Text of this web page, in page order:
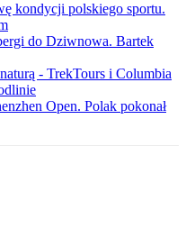
kondycji polskiego sportu.
do Dziwnowa. Bartek
- TrekTours i Columbia
Open. Polak pokonał